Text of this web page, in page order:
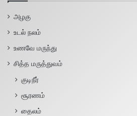
அழகு
உடல் நலம்
உணவே மருந்து
சித்த மருத்துவம்
குடிநீர்
சூரணம்
தைலம்